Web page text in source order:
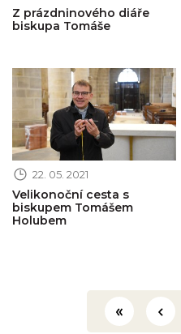
Z prázdninového diáře
biskupa Tomáše
Obrázek novinky
22. 05. 2021
Velikonoční cesta s
biskupem Tomášem
Holubem